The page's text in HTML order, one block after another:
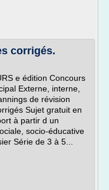
corrigés.
e édition Concours
Externe, interne,
de révision
Sujet gratuit en
à partir d un
socio-éducative
Série de 3 à 5...